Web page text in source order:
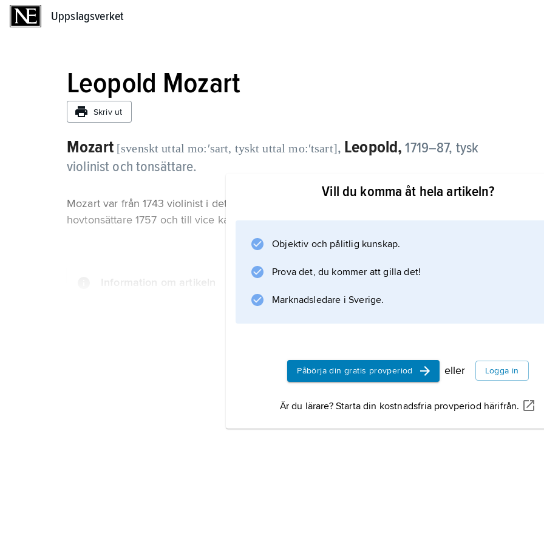
Uppslagsverket
Leopold Mozart
Skriv ut
Mozart [svenskt uttal mo:ʹsart, tyskt uttal mo:ʹtsart], Leopold, 1719–87, tysk
violinist och tonsättare.
Mozart var från 1743 violinist i det ärkebiskopliga hovkapellet i Salzburg och avancerade till
hovtonsättare 1757 och till vice kapellmästare 1763.
Information om artikeln
Vill du komma åt hela artikeln?
Objektiv och pålitlig kunskap.
Prova det, du kommer att gilla det!
Marknadsledare i Sverige.
Påbörja din gratis provperiod eller Logga in
Är du lärare? Starta din kostnadsfria provperiod härifrån.